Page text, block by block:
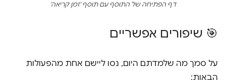
דף הפתיחה של התוסף עם תוסף 'זמן קריאה'
🎯 שיפורים אפשריים
על סמך מה שלמדתם היום, נסו ליישם אחת מהפעולות
הבאות: